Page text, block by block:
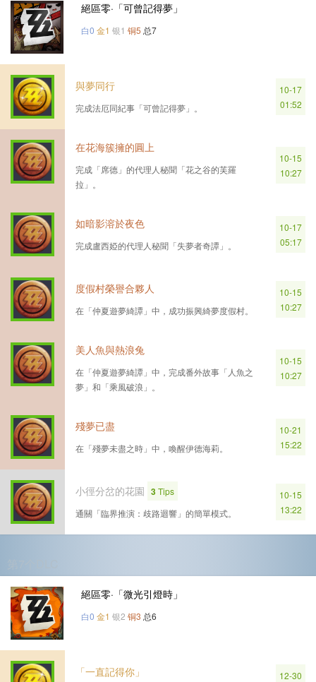
絕區零·「可曾記得夢」
白0 金1 银1 铜5 总7
與夢同行
完成法厄同紀事「可曾記得夢」。
10-17
01:52
在花海簇擁的圓上
完成「席德」的代理人秘聞「花之谷的芙羅
拉」。
10-15
10:27
如暗影溶於夜色
完成盧西婭的代理人秘聞「失夢者奇譚」。
10-17
05:17
度假村榮譽合夥人
在「仲夏遊夢綺譚」中，成功振興綺夢度假村。
10-15
10:27
美人魚與熱浪兔
在「仲夏遊夢綺譚」中，完成番外故事「人魚之
夢」和「乘風破浪」。
10-15
10:27
殘夢已盡
在「殘夢未盡之時」中，喚醒伊德海莉。
10-21
15:22
小徑分岔的花園 3Tips
通關「臨界推演：歧路迴響」的簡單模式。
10-15
13:22
絕區零·「微光引燈時」
白0 金1 银2 铜3 总6
「一直記得你」
12-30